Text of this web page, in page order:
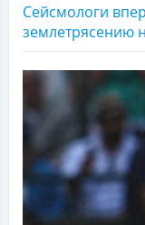
Сейсмологи
землетрясению